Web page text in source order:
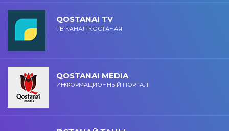
QOSTANAI TV
ТВ КАНАЛ КОСТАНАЯ
QOSTANAI MEDIA
ИНФОРМАЦИОННЫЙ ПОРТАЛ